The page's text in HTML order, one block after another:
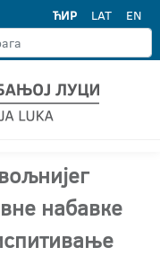
ЋИР LAT EN
набавке